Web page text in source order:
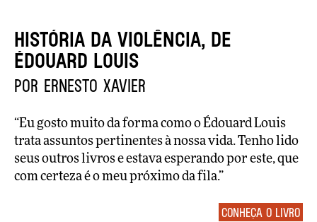
HISTÓRIA DA VIOLÊNCIA, de
Édouard Louis
por Ernesto Xavier
“Eu gosto muito da forma como o Édouard Louis
trata assuntos pertinentes à nossa vida. Tenho lido
seus outros livros e estava esperando por este, que
com certeza é o meu próximo da fila.”
Conheça o livro